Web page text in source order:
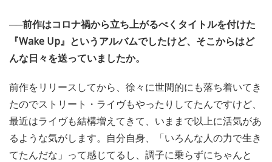
──前作はコロナ禍から立ち上がるべくタイトルを付けた
『Wake Up』というアルバムでしたけど、そこからはど
んな日々を送っていましたか。
前作をリリースしてから、徐々に世間的にも落ち着いてき
たのでストリート・ライヴもやったりしてたんですけど、
最近はライヴも結構増えてきて、いままで以上に活気があ
るような気がします。自分自身、「いろんな人の力で生き
てたんだな」って感じてるし、調子に乗らずにちゃんと